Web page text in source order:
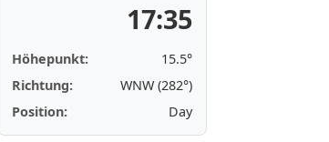
17:35
Höhepunkt:
15.5°
Richtung:
WNW (282°)
Position:
Day